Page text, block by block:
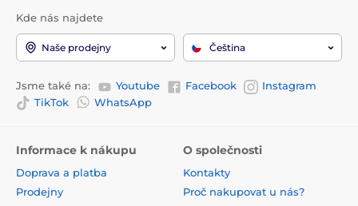
Kde nás najdete
Naše prodejny Čeština
Jsme také na: Youtube Facebook
Instagram
TikTok
WhatsApp
Informace k nákupu
Doprava a platba
Prodejny
O společnosti
Kontakty
Proč nakupovat u nás?